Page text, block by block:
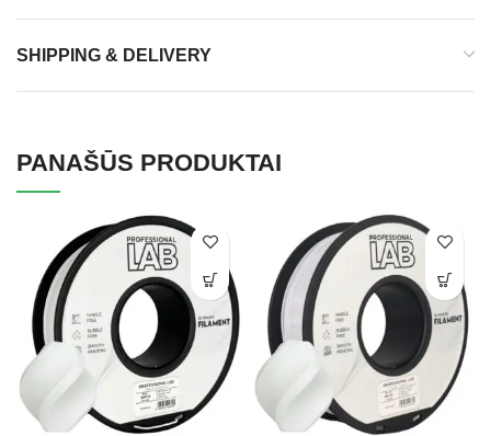
SHIPPING & DELIVERY
PANAŠŪS PRODUKTAI